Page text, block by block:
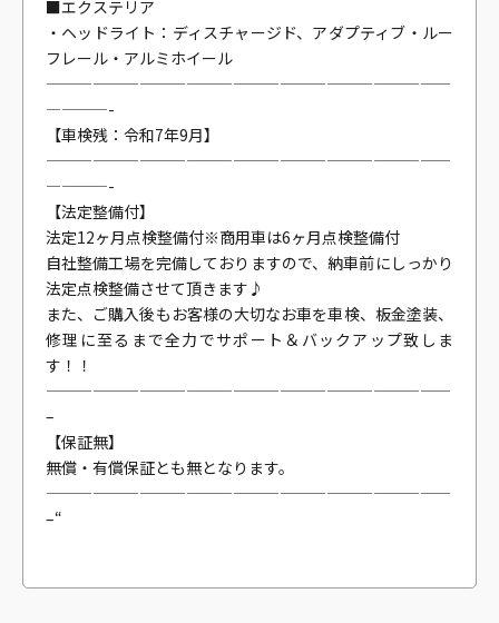
■エクステリア
・ヘッドライト：ディスチャージド、アダプティブ・ルー
フレール・アルミホイール
——————————————————————————
————-
【車検残：令和7年9月】
——————————————————————————
————-
【法定整備付】
法定12ヶ月点検整備付※商用車は6ヶ月点検整備付
自社整備工場を完備しておりますので、納車前にしっかり
法定点検整備させて頂きます♪
また、ご購入後もお客様の大切なお車を車検、板金塗装、
修理に至るまで全力でサポート＆バックアップ致しま
す！！
——————————————————————————
–
【保証無】
無償・有償保証とも無となります。
——————————————————————————
–“